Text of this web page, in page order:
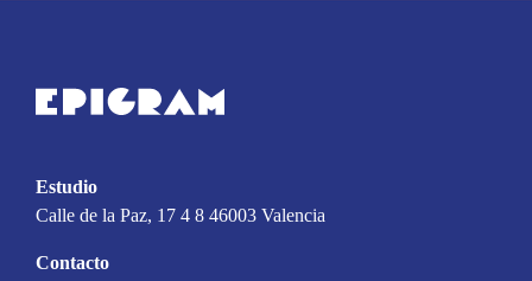
Estudio
Calle de la Paz, 17 4 8 46003 Valencia
Contacto